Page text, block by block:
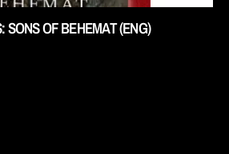
SONS OF BEHEMAT (ENG)